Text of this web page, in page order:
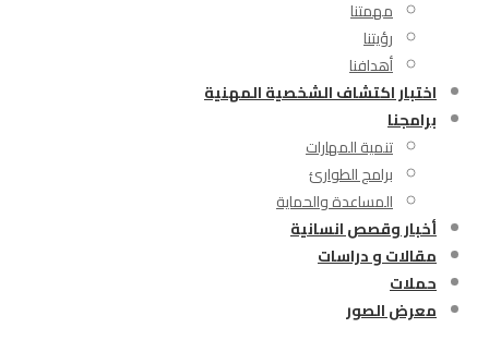
مهمتنا
رؤيتنا
أهدافنا
اختبار اكتشاف الشخصية المهنية
برامجنا
تنمية المهارات
برامج الطوارئ
المساعدة والحماية
أخبار وقصص انسانية
مقالات و دراسات
حملات
معرض الصور